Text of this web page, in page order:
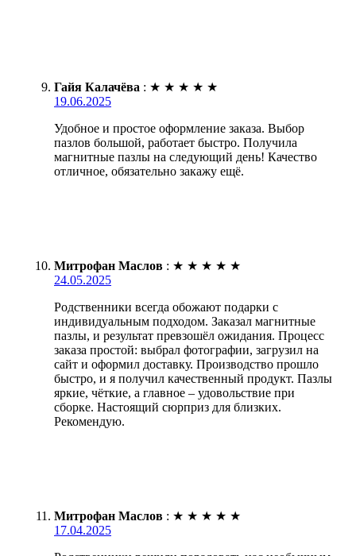
Гайя Калачёва : ★ ★ ★ ★ ★
19.06.2025
Удобное и простое оформление заказа. Выбор
пазлов большой, работает быстро. Получила
магнитные пазлы на следующий день! Качество
отличное, обязательно закажу ещё.
Митрофан Маслов : ★ ★ ★ ★ ★
24.05.2025
Родственники всегда обожают подарки с
индивидуальным подходом. Заказал магнитные
пазлы, и результат превзошёл ожидания. Процесс
заказа простой: выбрал фотографии, загрузил на
сайт и оформил доставку. Производство прошло
быстро, и я получил качественный продукт. Пазлы
яркие, чёткие, а главное – удовольствие при
сборке. Настоящий сюрприз для близких.
Рекомендую.
Митрофан Маслов : ★ ★ ★ ★ ★
17.04.2025